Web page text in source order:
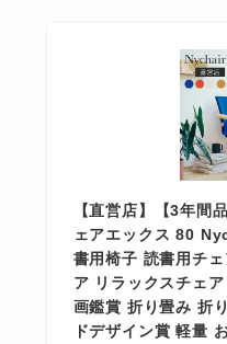
【直営店】【3年間
ェアエックス 80
書用椅子 読書用チ
ア リラックスチェ
画鑑賞 折り畳み 折
ドデザイン賞 軽量